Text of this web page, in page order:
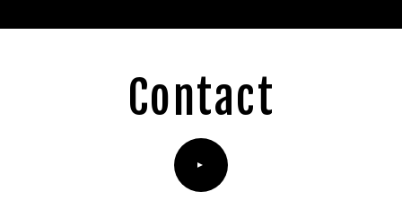
Contact